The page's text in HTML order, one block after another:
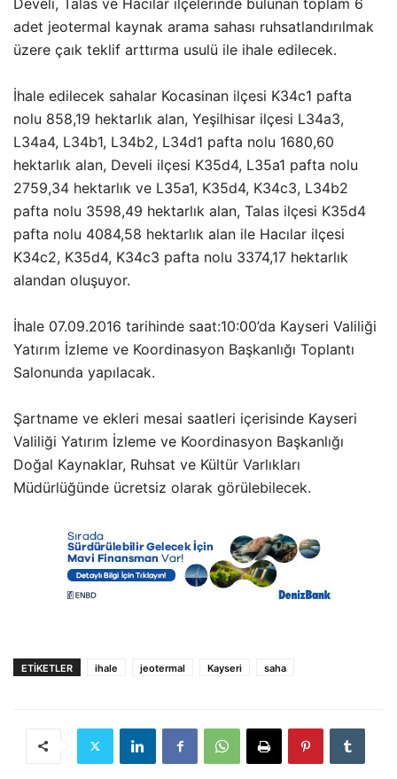
adet jeotermal kaynak arama sahası ruhsatlandırılmak
üzere çaık teklif arttırma usulü ile ihale edilecek.
İhale edilecek sahalar Kocasinan ilçesi K34c1 pafta
nolu 858,19 hektarlık alan, Yeşilhisar ilçesi L34a3,
L34a4, L34b1, L34b2, L34d1 pafta nolu 1680,60
hektarlık alan, Develi ilçesi K35d4, L35a1 pafta nolu
2759,34 hektarlık ve L35a1, K35d4, K34c3, L34b2
pafta nolu 3598,49 hektarlık alan, Talas ilçesi K35d4
pafta nolu 4084,58 hektarlık alan ile Hacılar ilçesi
K34c2, K35d4, K34c3 pafta nolu 3374,17 hektarlık
alandan oluşuyor.
İhale 07.09.2016 tarihinde saat:10:00’da Kayseri Valiliği
Yatırım İzleme ve Koordinasyon Başkanlığı Toplantı
Salonunda yapılacak.
Şartname ve ekleri mesai saatleri içerisinde Kayseri
Valiliği Yatırım İzleme ve Koordinasyon Başkanlığı
Doğal Kaynaklar, Ruhsat ve Kültür Varlıkları
Müdürlüğünde ücretsiz olarak görülebilecek.
ETIKETLER ihale jeotermal Kayseri saha